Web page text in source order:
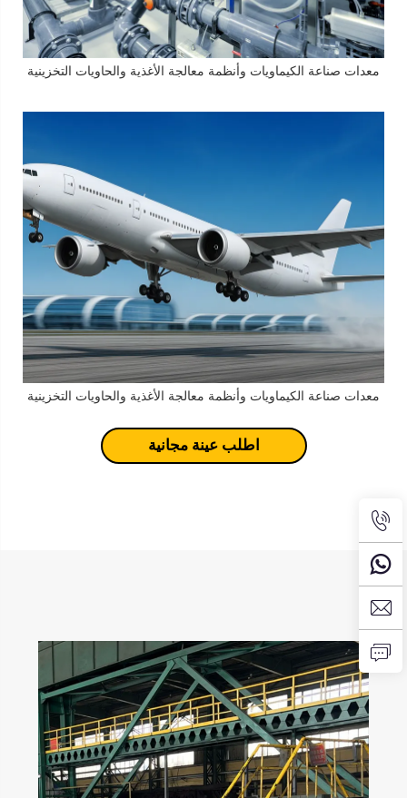
معدات صناعة الكيماويات وأنظمة معالجة الأغذية والحاويات التخزينية
معدات صناعة الكيماويات وأنظمة معالجة الأغذية والحاويات التخزينية
اطلب عينة مجانية